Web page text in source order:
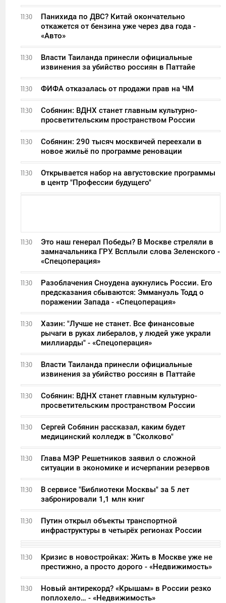
11:30
Панихида по ДВС? Китай окончательно
откажется от бензина уже через два года -
«Авто»
11:30
Власти Таиланда принесли официальные
извинения за убийство россиян в Паттайе
11:30 ФИФА отказалась от продажи прав на ЧМ
11:30
Собянин: ВДНХ станет главным культурно-
просветительским пространством России
11:30
Собянин: 290 тысяч москвичей переехали в
новое жильё по программе реновации
11:30
Открывается набор на августовские программы
в центр "Профессии будущего"
11:30
Это наш генерал Победы? В Москве стреляли в
замначальника ГРУ. Всплыли слова Зеленского -
«Спецоперация»
11:30
Разоблачения Сноудена аукнулись России. Его
предсказания сбываются: Эммануэль Тодд о
поражении Запада - «Спецоперация»
11:30
Хазин: "Лучше не станет. Все финансовые
рычаги в руках либералов, у людей уже украли
миллиарды" - «Спецоперация»
11:30
Власти Таиланда принесли официальные
извинения за убийство россиян в Паттайе
11:30
Собянин: ВДНХ станет главным культурно-
просветительским пространством России
11:30
Сергей Собянин рассказал, каким будет
медицинский колледж в "Сколково"
11:30
Глава МЭР Решетников заявил о сложной
ситуации в экономике и исчерпании резервов
11:30
В сервисе "Библиотеки Москвы" за 5 лет
забронировали 1,1 млн книг
11:30
Путин открыл объекты транспортной
инфраструктуры в четырёх регионах России
11:30
Кризис в новостройках: Жить в Москве уже не
престижно, а просто дорого - «Недвижимость»
11:30
Новый антирекорд? «Крышам» в России резко
поплохело… - «Недвижимость»